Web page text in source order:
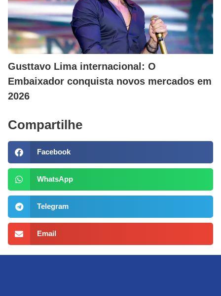
Gusttavo Lima internacional: O
Embaixador conquista novos mercados em
2026
Compartilhe
Facebook
WhatsApp
Telegram
Email